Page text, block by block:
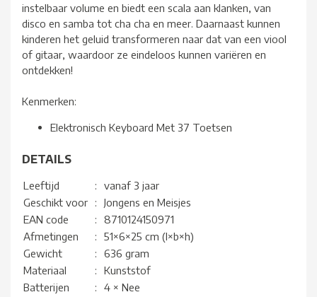
instelbaar volume en biedt een scala aan klanken, van
disco en samba tot cha cha en meer. Daarnaast kunnen
kinderen het geluid transformeren naar dat van een viool
of gitaar, waardoor ze eindeloos kunnen variëren en
ontdekken!
Kenmerken:
Elektronisch Keyboard Met 37 Toetsen
DETAILS
Leeftijd :
vanaf 3 jaar
Geschikt voor
:
Jongens en Meisjes
EAN code
:
8710124150971
Afmetingen
:
51×6×25 cm (l×b×h)
Gewicht
:
636 gram
Materiaal
:
Kunststof
Batterijen
:
4 × Nee